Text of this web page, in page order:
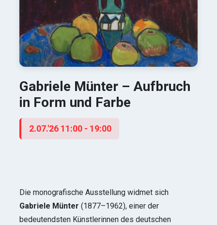
Gabriele Münter – Aufbruch
in Form und Farbe
2.07.'26 11:00 - 19:00
Die monografische Ausstellung widmet sich
Gabriele Münter (1877–1962), einer der
bedeutendsten Künstlerinnen des deutschen